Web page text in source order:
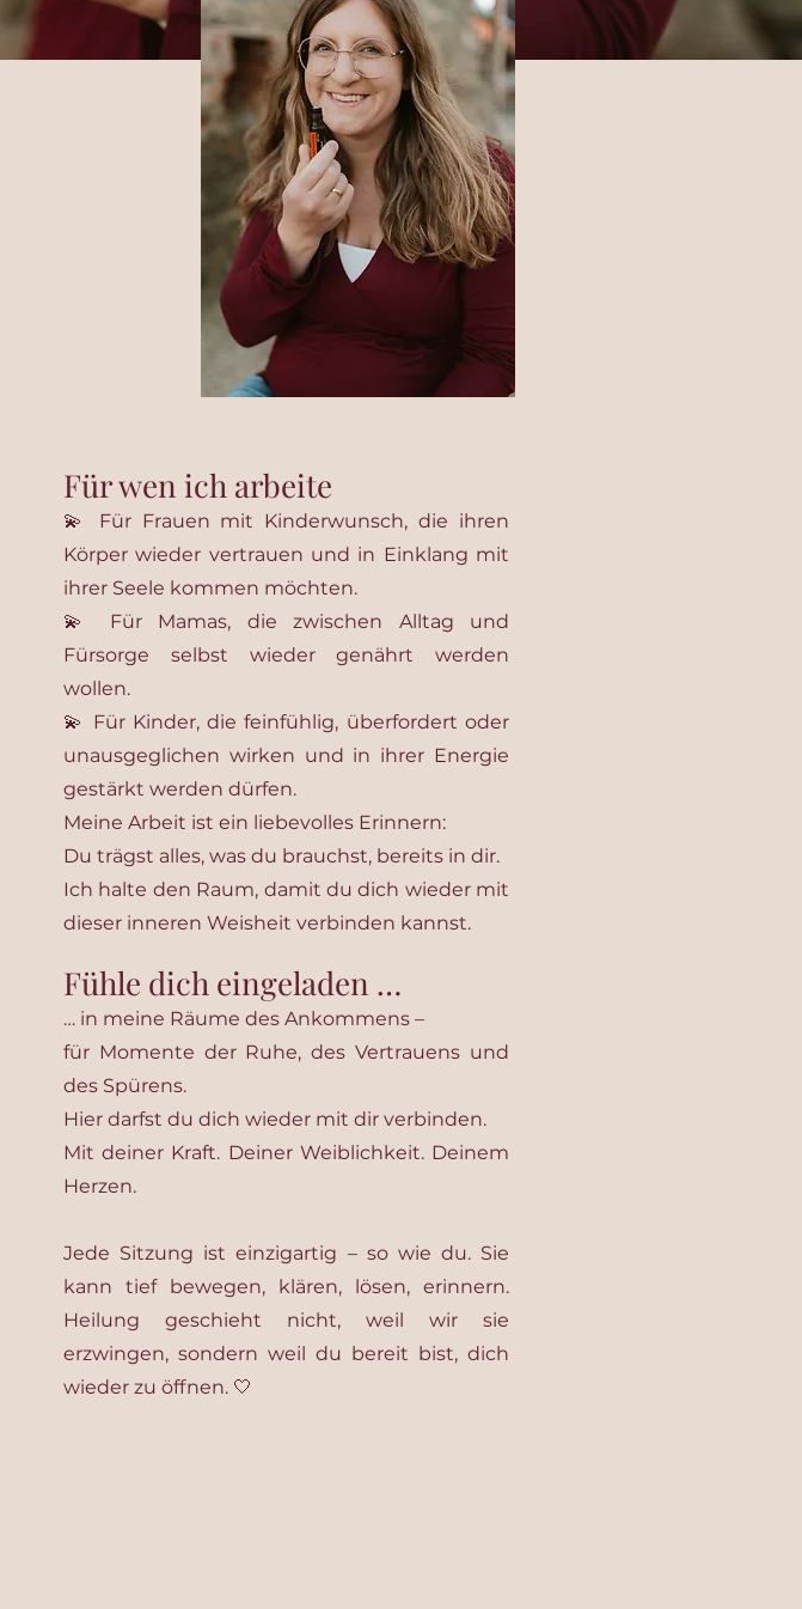
Für wen ich arbeite
💫 Für Frauen mit Kinderwunsch, die ihren
Körper wieder vertrauen und in Einklang mit
ihrer Seele kommen möchten.
💫 Für Mamas, die zwischen Alltag und
Fürsorge selbst wieder genährt werden
wollen.
💫 Für Kinder, die feinfühlig, überfordert oder
unausgeglichen wirken und in ihrer Energie
gestärkt werden dürfen.
Meine Arbeit ist ein liebevolles Erinnern:
Du trägst alles, was du brauchst, bereits in dir.
Ich halte den Raum, damit du dich wieder mit
dieser inneren Weisheit verbinden kannst.
Fühle dich eingeladen …
… in meine Räume des Ankommens –
für Momente der Ruhe, des Vertrauens und
des Spürens.
Hier darfst du dich wieder mit dir verbinden.
Mit deiner Kraft. Deiner Weiblichkeit. Deinem
Herzen.
Jede Sitzung ist einzigartig – so wie du. Sie
kann tief bewegen, klären, lösen, erinnern.
Heilung geschieht nicht, weil wir sie
erzwingen, sondern weil du bereit bist, dich
wieder zu öffnen. 🤍